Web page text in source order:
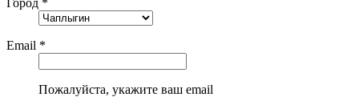
Город *
Email *
Пожалуйста, укажите ваш email